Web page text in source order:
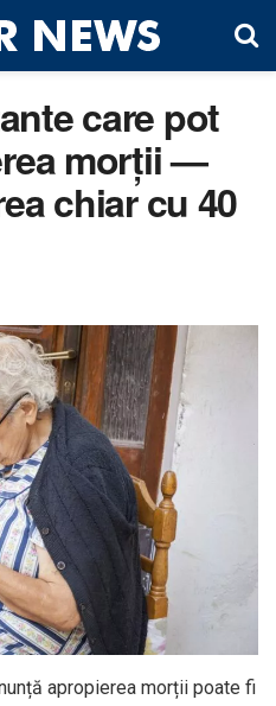
care pot
morții —
chiar cu 40
apropierea morții poate fi